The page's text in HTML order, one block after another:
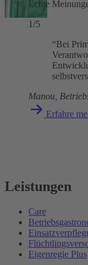
Echte
1/5
“Bei
Manou,
Erfahre
Leistungen
Care
Eigenregie Plus